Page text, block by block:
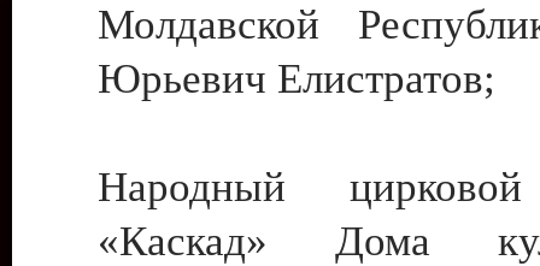
Молдавской
Юрьевич Елистратов;
Народный цирковой
«Каскад» Дома